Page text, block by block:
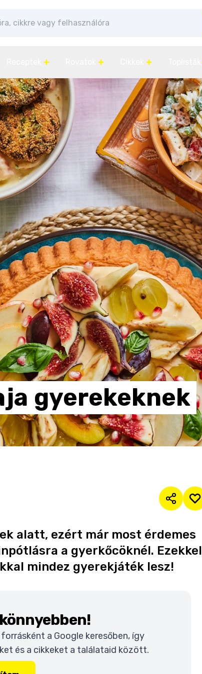
gyerekeknek
alatt, ezért már most érdemes
a gyerkőcöknél. Ezekkel
mindez gyerekjáték lesz!
a Google keresőben, így
és a cikkeket a találataid között.